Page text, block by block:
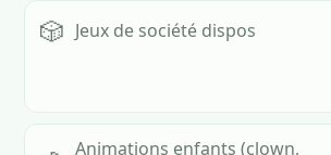
🎲 Jeux de société dispos
Animations enfants (clown,